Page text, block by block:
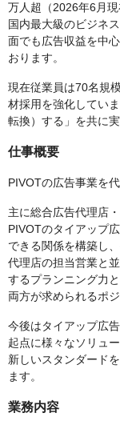
万人超（2026年6月
国内最大級のビジネ
面でも広告収益を中
おります。
現在従業員は70名規
材採用を強化してい
転換）する」を共に
仕事概要
PIVOTの広告事業を
主に総合広告代理店
PIVOTのタイアップ
できる関係を構築し
代理店の担当営業と
するプランニング力
両方が求められるポジ
今後はタイアップ広
起点に様々なソリュ
新しいスタンダード
ます。
業務内容